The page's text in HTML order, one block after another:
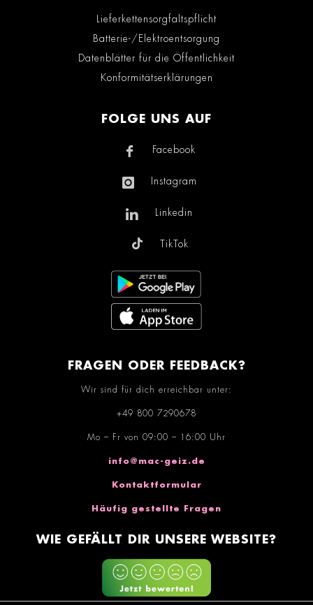
Lieferkettensorgfaltspflicht
Batterie-/Elektroentsorgung
Datenblätter für die Öffentlichkeit
Konformitätserklärungen
FOLGE UNS AUF
Facebook
Instagram
Linkedin
TikTok
FRAGEN ODER FEEDBACK?
Wir sind für dich erreichbar unter:
+49 800 7290678
Mo – Fr von 09:00 – 16:00 Uhr
info@mac-geiz.de
Kontaktformular
Häufig gestellte Fragen
WIE GEFÄLLT DIR UNSERE WEBSITE?